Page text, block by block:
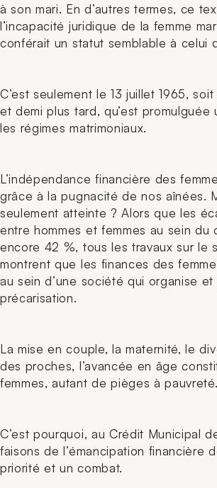
à son mari. En d’autres termes, ce
l’incapacité juridique de la femme
conférait un statut semblable à celui
C’est seulement le 13 juillet 1965,
et demi plus tard, qu’est promulguée
les régimes matrimoniaux.
L’indépendance financière des
grâce à la pugnacité de nos aînées.
seulement atteinte ? Alors que les
entre hommes et femmes au sein du
encore 42 %, tous les travaux sur le
montrent que les finances des
au sein d’une société qui organise
précarisation.
La mise en couple, la maternité, le
des proches, l’avancée en âge
femmes, autant de pièges à pauvreté.
C’est pourquoi, au Crédit Municipal
faisons de l’émancipation financière
priorité et un combat.